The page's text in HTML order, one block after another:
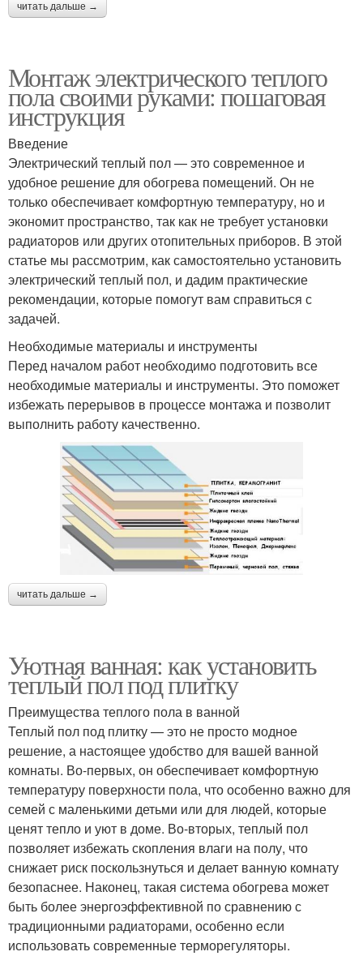
читать дальше →
Монтаж электрического теплого
пола своими руками: пошаговая
инструкция
Введение
Электрический теплый пол — это современное и
удобное решение для обогрева помещений. Он не
только обеспечивает комфортную температуру, но и
экономит пространство, так как не требует установки
радиаторов или других отопительных приборов. В этой
статье мы рассмотрим, как самостоятельно установить
электрический теплый пол, и дадим практические
рекомендации, которые помогут вам справиться с
задачей.
Необходимые материалы и инструменты
Перед началом работ необходимо подготовить все
необходимые материалы и инструменты. Это поможет
избежать перерывов в процессе монтажа и позволит
выполнить работу качественно.
читать дальше →
Уютная ванная: как установить
теплый пол под плитку
Преимущества теплого пола в ванной
Теплый пол под плитку — это не просто модное
решение, а настоящее удобство для вашей ванной
комнаты. Во-первых, он обеспечивает комфортную
температуру поверхности пола, что особенно важно для
семей с маленькими детьми или для людей, которые
ценят тепло и уют в доме. Во-вторых, теплый пол
позволяет избежать скопления влаги на полу, что
снижает риск поскользнуться и делает ванную комнату
безопаснее. Наконец, такая система обогрева может
быть более энергоэффективной по сравнению с
традиционными радиаторами, особенно если
использовать современные терморегуляторы.